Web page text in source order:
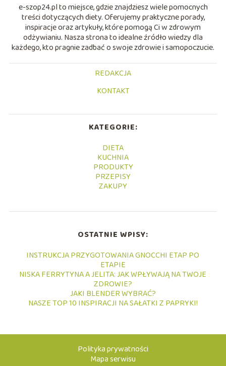
e-szop24.pl to miejsce, gdzie znajdziesz wiele pomocnych
treści dotyczących diety. Oferujemy praktyczne porady,
inspiracje oraz artykuły, które pomogą Ci w zdrowym
odżywianiu. Nasza strona to idealne źródło wiedzy dla
każdego, kto pragnie zadbać o swoje zdrowie i samopoczucie.
REDAKCJA
KONTAKT
KATEGORIE:
DIETA
KUCHNIA
PRODUKTY
PRZEPISY
ZAKUPY
OSTATNIE WPISY:
INSTRUKCJA PRZYGOTOWANIA GNOCCHI ETAP PO
ETAPIE
NISKA FERRYTYNA A JELITA: JAK WPŁYWAJĄ NA TWOJE
ZDROWIE?
JAKI BLENDER WYBRAĆ?
NASZE TOP 10 INSPIRACJI NA SAŁATKI Z PAPRYKI!
Polityka prywatności
Mapa serwisu